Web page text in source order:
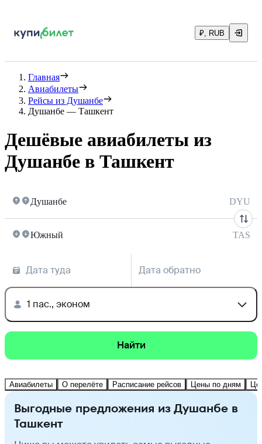
₽, RUB
Главная
Авиабилеты
Рейсы из Душанбе
Душанбе — Ташкент
Дешёвые авиабилеты из
Душанбе в Ташкент
Душанбе DYU
Южный TAS
Дата туда Дата обратно
1 пас., эконом
Найти
Авиабилеты О перелёте Расписание рейсов Цены по дням
Выгодные предложения из Душанбе в
Ташкент